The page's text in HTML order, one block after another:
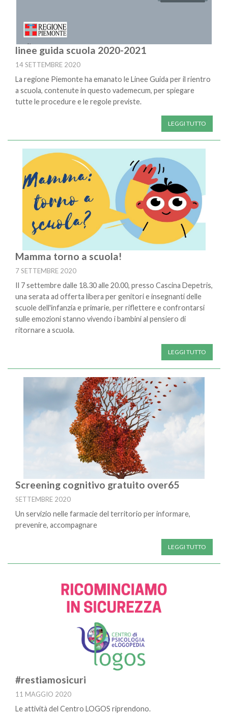
linee guida scuola 2020-2021
14 SETTEMBRE 2020
La regione Piemonte ha emanato le Linee Guida per il rientro
a scuola, contenute in questo vademecum, per spiegare
tutte le procedure e le regole previste.
LEGGI TUTTO
Mamma torno a scuola!
7 SETTEMBRE 2020
Il 7 settembre dalle 18.30 alle 20.00, presso Cascina Depetris,
una serata ad offerta libera per genitori e insegnanti delle
scuole dell'infanzia e primarie, per riflettere e confrontarsi
sulle emozioni stanno vivendo i bambini al pensiero di
ritornare a scuola.
LEGGI TUTTO
Screening cognitivo gratuito over65
SETTEMBRE 2020
Un servizio nelle farmacie del territorio per informare,
prevenire, accompagnare
LEGGI TUTTO
#restiamosicuri
11 MAGGIO 2020
Le attività del Centro LOGOS riprendono.